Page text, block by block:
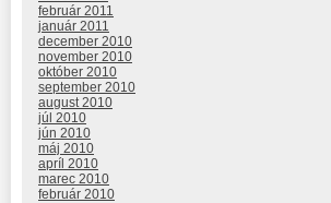
február 2011
január 2011
december 2010
november 2010
október 2010
september 2010
august 2010
júl 2010
jún 2010
máj 2010
apríl 2010
marec 2010
február 2010